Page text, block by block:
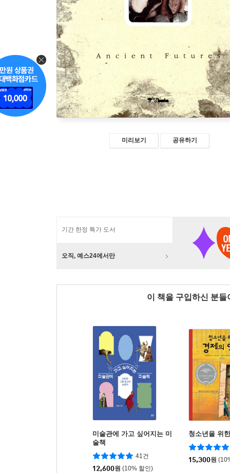
미리보기 공유하기
기간 한정 특가 도서
오직, 예스24에서만
이 책을 구입하신 분
미술관에 가고 싶어지는 미
술책
41건
12,600원 (10% 할인)
청소년을 위
15,300원